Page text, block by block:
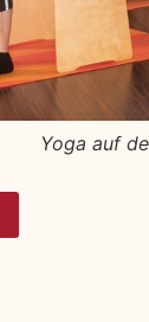
Yoga auf